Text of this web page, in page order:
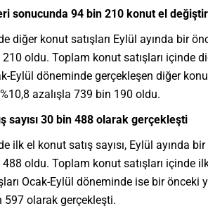
sonucunda 94 bin 210 konut el
diğer konut satışları Eylül ayında bir
oldu. Toplam konut satışları içinde
Eylül döneminde gerçekleşen diğer
azalışla 739 bin 190 oldu.
sayısı 30 bin 488 olarak gerçekleşti
ilk el konut satış sayısı, Eylül ayında bir
oldu. Toplam konut satışları içinde ilk
Ocak-Eylül döneminde ise bir önceki
597 olarak gerçekleşti.